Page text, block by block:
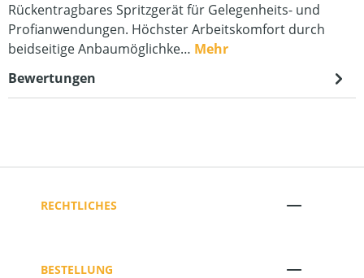
Rückentragbares Spritzgerät für Gelegenheits- und
Profianwendungen. Höchster Arbeitskomfort durch
beidseitige Anbaumöglichke… Mehr
Bewertungen
RECHTLICHES
BESTELLUNG